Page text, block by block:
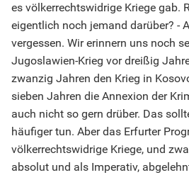
es völkerrechtswidrige Kriege gab.
eigentlich noch jemand darüber? -
vergessen. Wir erinnern uns noch
Jugoslawien-Krieg vor dreißig
zwanzig Jahren den Krieg in
sieben Jahren die Annexion der
auch nicht so gern drüber. Das
häufiger tun. Aber das Erfurter
völkerrechtswidrige Kriege, und
absolut und als Imperativ,